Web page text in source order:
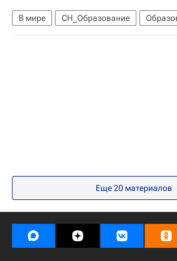
В мире СН_Образование
Еще 20 материалов